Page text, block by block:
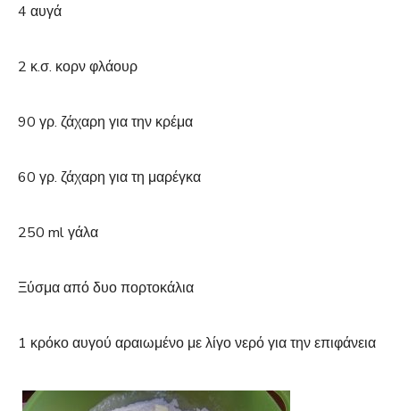
4 αυγά
2 κ.σ. κορν φλάουρ
90 γρ. ζάχαρη για την κρέμα
60 γρ. ζάχαρη για τη μαρέγκα
250 ml γάλα
Ξύσμα από δυο πορτοκάλια
1 κρόκο αυγού αραιωμένο με λίγο νερό για την επιφάνεια